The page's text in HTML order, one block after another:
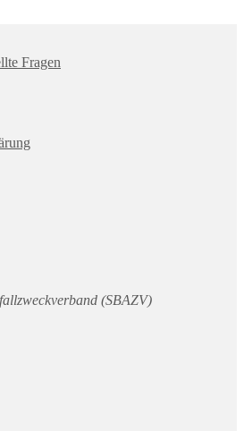
Fragen
(SBAZV)